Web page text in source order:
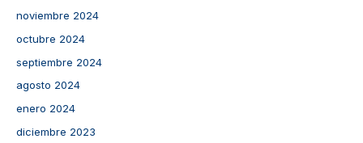
noviembre 2024
octubre 2024
septiembre 2024
agosto 2024
enero 2024
diciembre 2023